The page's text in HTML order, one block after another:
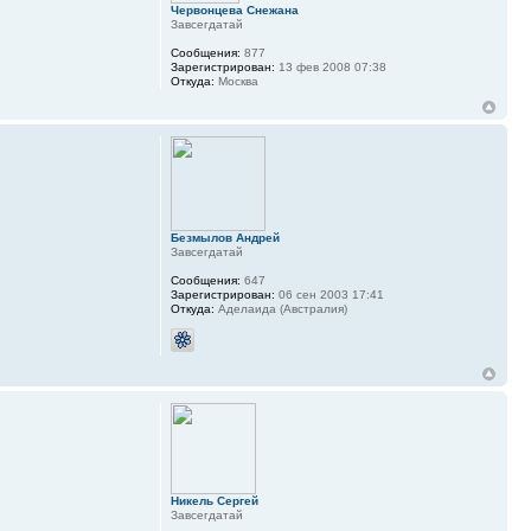
Червонцева Снежана
Завсегдатай
Сообщения: 877
Зарегистрирован: 13 фев 2008 07:38
Откуда: Москва
Безмылов Андрей
Завсегдатай
Сообщения: 647
Зарегистрирован: 06 сен 2003 17:41
Откуда: Аделаида (Австралия)
Никель Сергей
Завсегдатай